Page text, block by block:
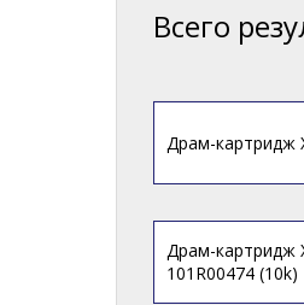
Всего
Драм-картридж
Драм-картридж
101R00474 (10k)